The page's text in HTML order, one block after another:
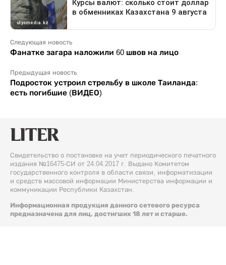
Следующая новость
Фанатке загара наложили 60 швов на лицо
Предыдущая новость
Подросток устроил стрельбу в школе Таиланда:
есть погибшие (ВИДЕО)
Свидетельство о постановке на учет периодического печатного
издания №16475-СИ от 24.04.2017 г. Выдано Комитетом
государственного контроля в области связи, информатизации
и средств массовой информации Министерства информации и
коммуникации Республики Казахстан.
Информационная продукция данного сетевого ресурса
предназначена для лиц, достигших 18 лет и старше.